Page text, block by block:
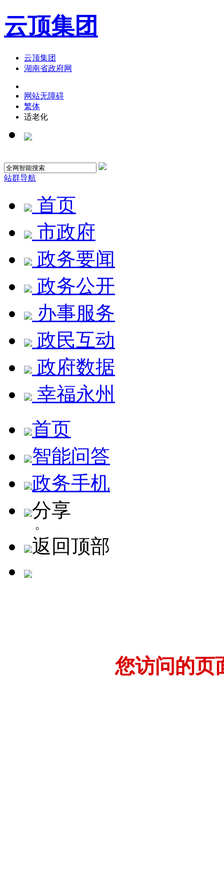
云顶集团
云顶集团
湖南省政府网
网站无障碍
繁体
适老化
站群导航
首页
市政府
政务要闻
政务公开
办事服务
政民互动
政府数据
幸福永州
首页
智能问答
政务手机
分享
返回顶部
您访问的页